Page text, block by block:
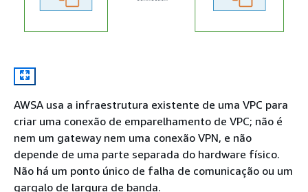
AWSA usa a infraestrutura existente de uma VPC para
criar uma conexão de emparelhamento de VPC; não é
nem um gateway nem uma conexão VPN, e não
depende de uma parte separada do hardware físico.
Não há um ponto único de falha de comunicação ou um
gargalo de largura de banda.